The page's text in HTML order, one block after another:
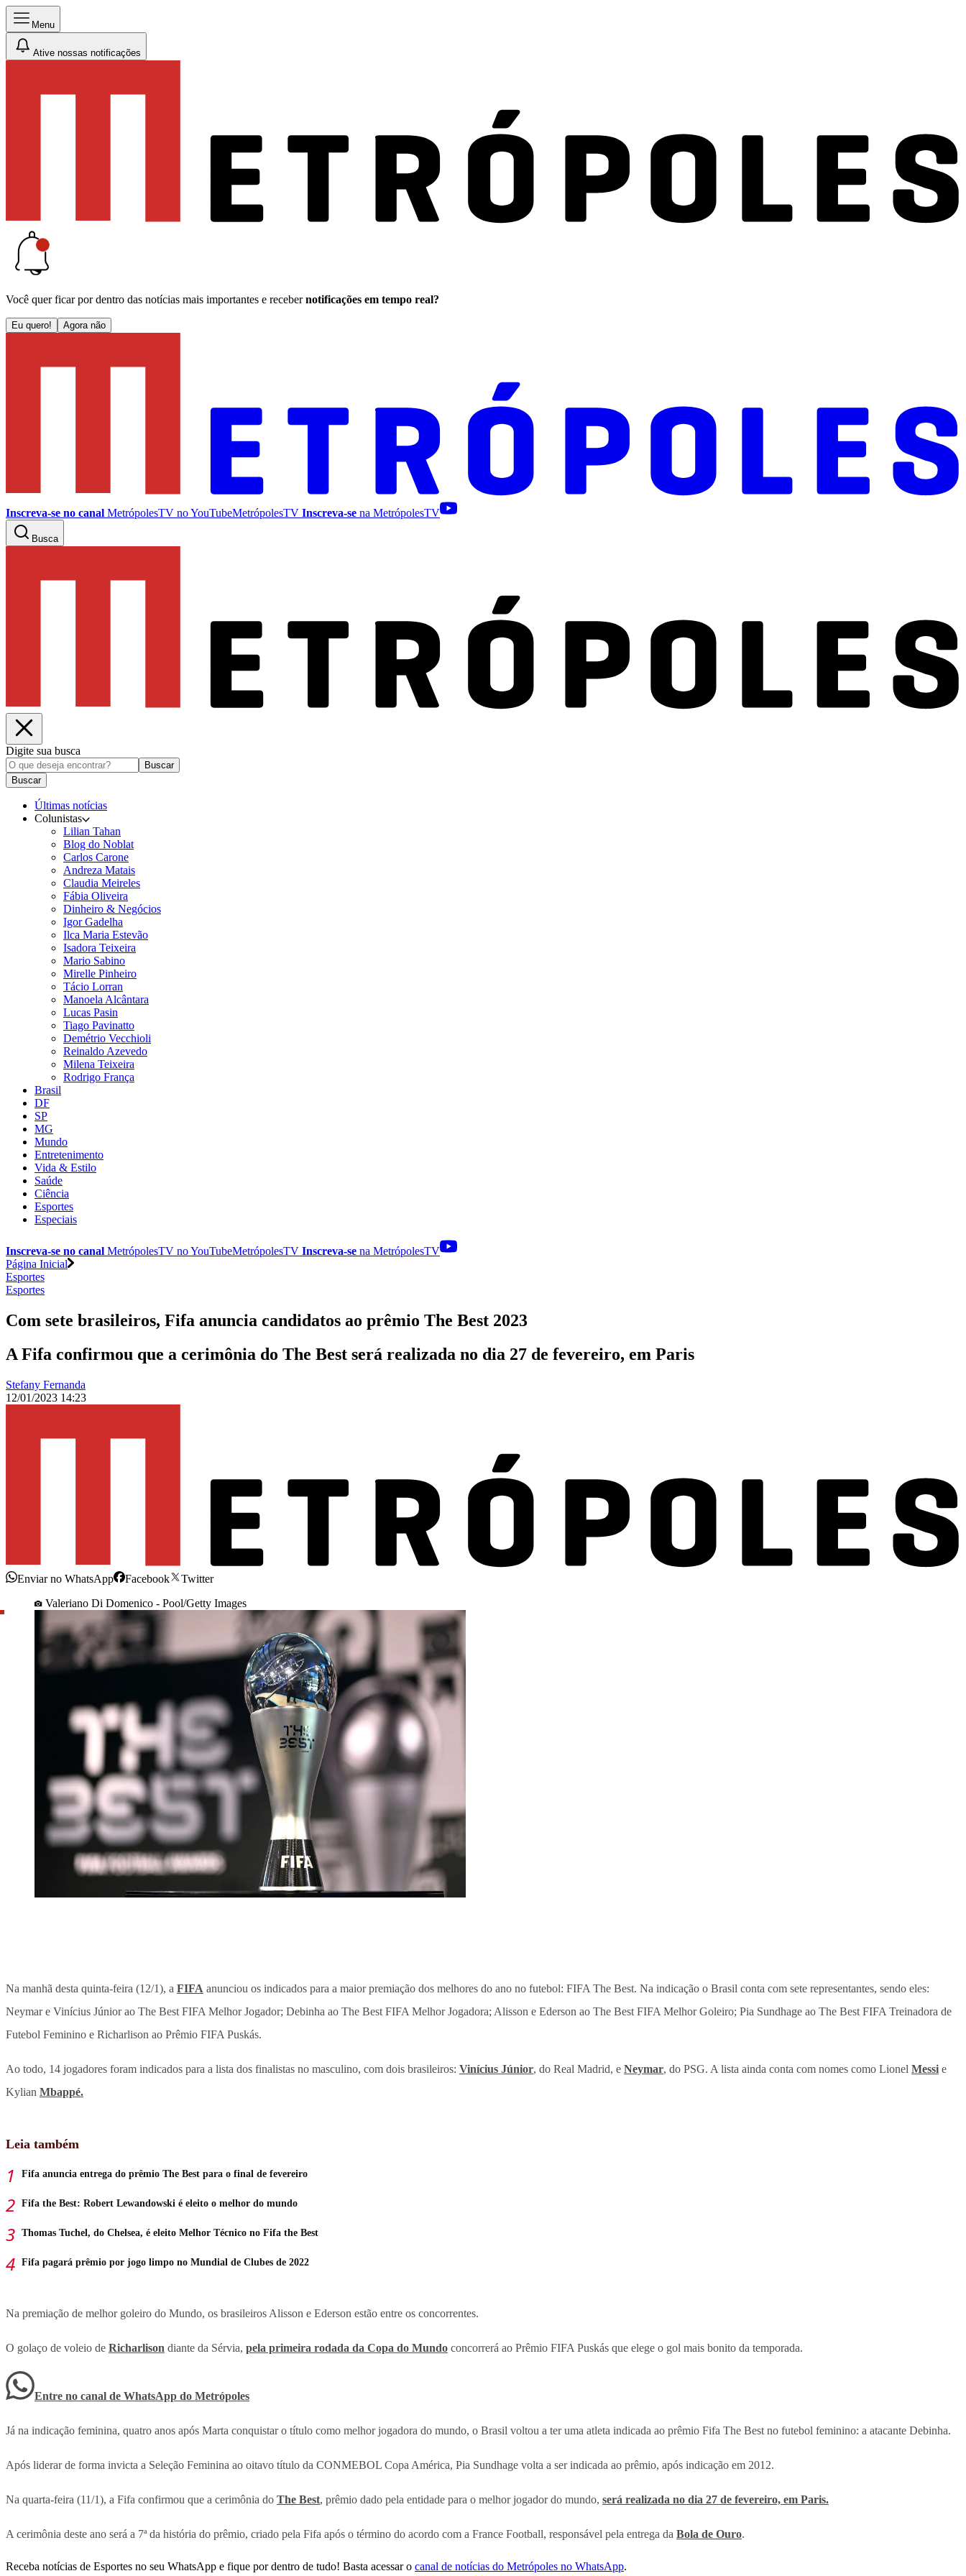
Menu
Ative nossas notificações
Você quer ficar por dentro das notícias mais importantes e receber notificações em tempo real?
Eu quero! Agora não
Inscreva-se no canal MetrópolesTV noYouTubeMetrópolesTV Inscreva-se na MetrópolesTV
Busca
Digite sua busca
Buscar
Buscar
Últimas notícias
Colunistas
Lilian Tahan
Blog do Noblat
Carlos Carone
Andreza Matais
Claudia Meireles
Fábia Oliveira
Dinheiro & Negócios
Igor Gadelha
Ilca Maria Estevão
Isadora Teixeira
Mario Sabino
Mirelle Pinheiro
Tácio Lorran
Manoela Alcântara
Lucas Pasin
Tiago Pavinatto
Demétrio Vecchioli
Reinaldo Azevedo
Milena Teixeira
Rodrigo França
Brasil
DF
SP
MG
Mundo
Entretenimento
Vida & Estilo
Saúde
Ciência
Esportes
Especiais
Inscreva-se no canal MetrópolesTV noYouTubeMetrópolesTV Inscreva-se na MetrópolesTV
Página Inicial
Esportes
Esportes
Com sete brasileiros, Fifa anuncia candidatos ao prêmio The Best 2023
A Fifa confirmou que a cerimônia do The Best será realizada no dia 27 de fevereiro, em Paris
Stefany Fernanda
12/01/2023 14:23
Enviar no WhatsApp Facebook
Twitter
Valeriano Di Domenico - Pool/Getty Images
Na manhã desta quinta-feira (12/1), a FIFA anunciou os indicados para a maior premiação dos melhores do ano no futebol: FIFA The Best. Na indicação o Brasil conta com sete representantes, sendo eles:
Neymar e Vinícius Júnior ao The Best FIFA Melhor Jogador; Debinha ao The Best FIFA Melhor Jogadora; Alisson e Ederson ao The Best FIFA Melhor Goleiro; Pia Sundhage ao The Best FIFA Treinadora de
Futebol Feminino e Richarlison ao Prêmio FIFA Puskás.
Ao todo, 14 jogadores foram indicados para a lista dos finalistas no masculino, com dois brasileiros: Vinícius Júnior, do Real Madrid, e Neymar, do PSG. A lista ainda conta com nomes como Lionel Messi e
Kylian Mbappé.
Leia também
Fifa anuncia entrega do prêmio The Best para o final de fevereiro
Fifa the Best: Robert Lewandowski é eleito o melhor do mundo
Thomas Tuchel, do Chelsea, é eleito Melhor Técnico no Fifa the Best
Fifa pagará prêmio por jogo limpo no Mundial de Clubes de 2022
Na premiação de melhor goleiro do Mundo, os brasileiros Alisson e Ederson estão entre os concorrentes.
O golaço de voleio de Richarlison diante da Sérvia, pela primeira rodada da Copa do Mundo concorrerá ao Prêmio FIFA Puskás que elege o gol mais bonito da temporada.
Entre no canal de WhatsApp do Metrópoles
Já na indicação feminina, quatro anos após Marta conquistar o título como melhor jogadora do mundo, o Brasil voltou a ter uma atleta indicada ao prêmio Fifa The Best no futebol feminino: a atacante Debinha.
Após liderar de forma invicta a Seleção Feminina ao oitavo título da CONMEBOL Copa América, Pia Sundhage volta a ser indicada ao prêmio, após indicação em 2012.
Na quarta-feira (11/1), a Fifa confirmou que a cerimônia do The Best, prêmio dado pela entidade para o melhor jogador do mundo, será realizada no dia 27 de fevereiro, em Paris.
A cerimônia deste ano será a 7ª da história do prêmio, criado pela Fifa após o término do acordo com a France Football, responsável pela entrega da Bola de Ouro.
Receba notícias de Esportes no seu WhatsApp e fique por dentro de tudo! Basta acessar o canal de notícias do Metrópoles no WhatsApp.